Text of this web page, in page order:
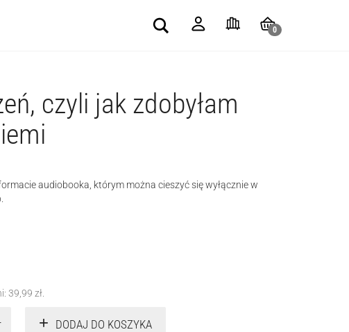
Search
0
czyli jak zdobyłam
audiobooka, którym można cieszyć się wyłącznie w
39,99 zł
DODAJ DO KOSZYKA